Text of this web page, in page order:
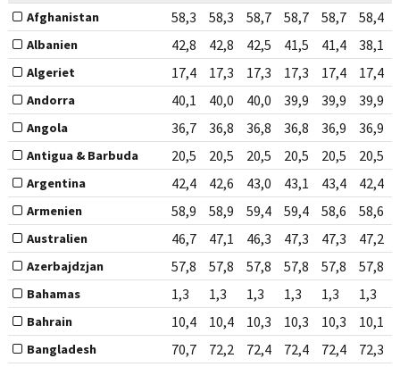
Afghanistan 58,3 58,3 58,7 58,7 58,7 58,4
Albanien 42,8 42,8 42,5 41,5 41,4 38,1
Algeriet 17,4 17,3 17,3 17,3 17,4 17,4
Andorra 40,1 40,0 40,0 39,9 39,9 39,9
Angola 36,7 36,8 36,8 36,8 36,9 36,9
Antigua & Barbuda 20,5 20,5 20,5 20,5 20,5 20,5
Argentina 42,4 42,6 43,0 43,1 43,4 42,4
Armenien 58,9 58,9 59,4 59,4 58,6 58,6
Australien 46,7 47,1 46,3 47,3 47,3 47,2
Azerbajdzjan 57,8 57,8 57,8 57,8 57,8 57,8
Bahamas 1,3 1,3 1,3 1,3 1,3 1,3
Bahrain 10,4 10,4 10,3 10,3 10,3 10,1
Bangladesh 70,7 72,2 72,4 72,4 72,4 72,3